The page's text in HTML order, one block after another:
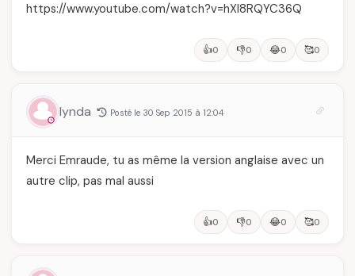
https://www.youtube.com/watch?v=hXI8RQYC36Q
👍0 👎0 😂0 🥰0
lynda Posté le 30 Sep 2015 à 12:04
Merci Emraude, tu as même la version anglaise avec un
autre clip, pas mal aussi
👍0 👎0 😂0 🥰0